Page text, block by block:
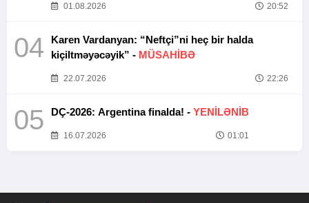
01.08.2026 20:52
04
Karen Vardanyan: “Neftçi”ni heç bir halda
kiçiltməyəcəyik” - MÜSAHİBƏ
22.07.2026 22:26
05 DÇ-2026: Argentina finalda! - YENİLƏNİB
16.07.2026 01:01